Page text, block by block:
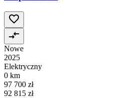
Nowe
2025
Elektryczny
0 km
97 700 zł
92 815 zł